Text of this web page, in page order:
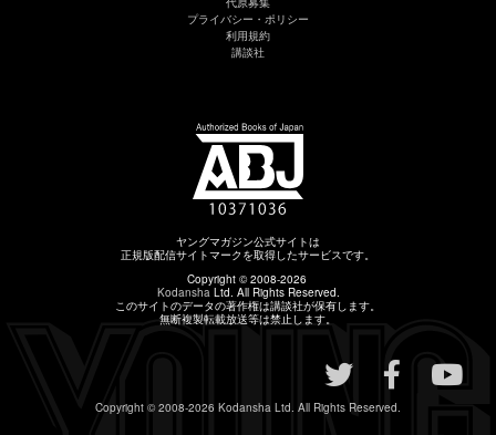
プライバシー・ポリシー
利用規約
講談社
ヤングマガジン公式サイトは
正規版配信サイトマークを取得したサービスです。
Copyright © 2008-2026
KodanshaLtd. All Rights Reserved.
このサイトのデータの著作権は講談社が保有します。
無断複製転載放送等は禁止します。
Copyright © 2008-2026 Kodansha Ltd. All Rights Reserved.